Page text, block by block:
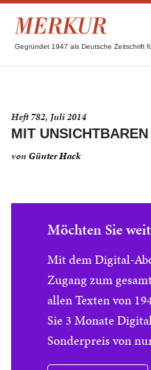
Gegründet 1947 als Deutsche Zeitschrift
Heft 782, Juli 2014
MIT
vonGünter Hack
Möchten Sie
Mit dem Digital-
Zugang zum
allen Texten von
Sie 3 Monate
Sonderpreis von